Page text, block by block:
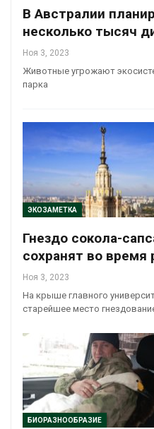
В Австралии
несколько тысяч
Ноя 3, 2023
Животные угрожают
парка
ЭКОЗАМЕТКА
Гнездо сокола-
сохранят во время
Ноя 3, 2023
На крыше главного
старейшее место
БИОРАЗНООБРАЗИЕ